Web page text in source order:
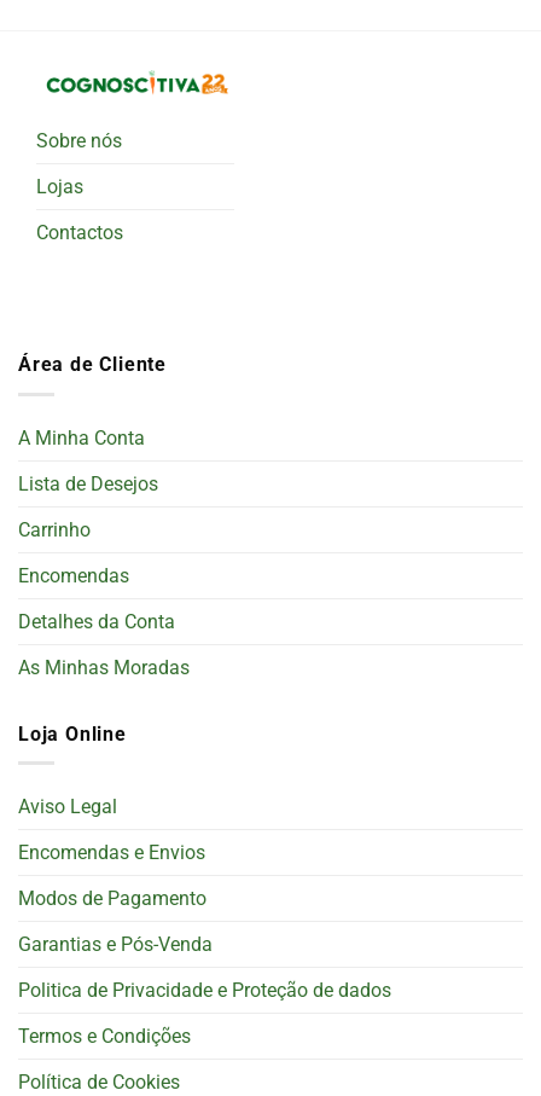
Sobre nós
Lojas
Contactos
Área de Cliente
A Minha Conta
Lista de Desejos
Carrinho
Encomendas
Detalhes da Conta
As Minhas Moradas
Loja Online
Aviso Legal
Encomendas e Envios
Modos de Pagamento
Garantias e Pós-Venda
Politica de Privacidade e Proteção de dados
Termos e Condições
Política de Cookies